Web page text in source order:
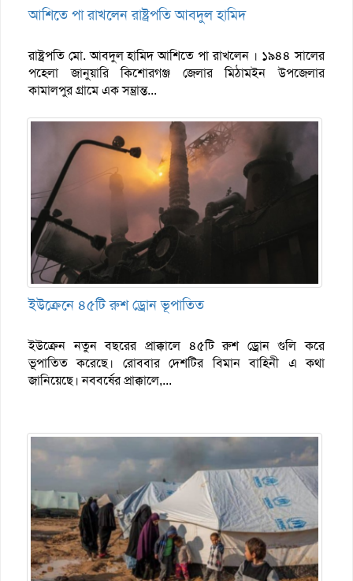
আশিতে পা রাখলেন রাষ্ট্রপতি আবদুল হামিদ
রাষ্ট্রপতি মো. আবদুল হামিদ আশিতে পা রাখলেন । ১৯৪৪ সালের
পহেলা জানুয়ারি কিশোরগঞ্জ জেলার মিঠামইন উপজেলার
কামালপুর গ্রামে এক সম্ভ্রান্ত...
ইউক্রেনে ৪৫টি রুশ ড্রোন ভূপাতিত
ইউক্রেন নতুন বছরের প্রাক্কালে ৪৫টি রুশ ড্রোন গুলি করে
ভূপাতিত করেছে। রোববার দেশটির বিমান বাহিনী এ কথা
জানিয়েছে। নববর্ষের প্রাক্কালে,...